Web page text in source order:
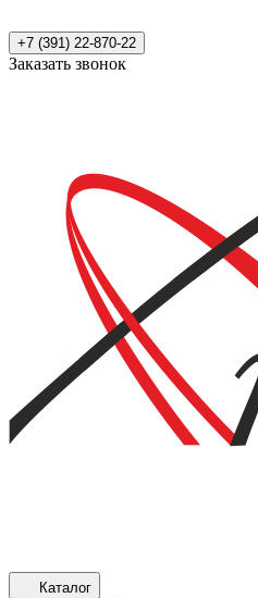
+7 (391) 22-870-22
Заказать звонок
Каталог